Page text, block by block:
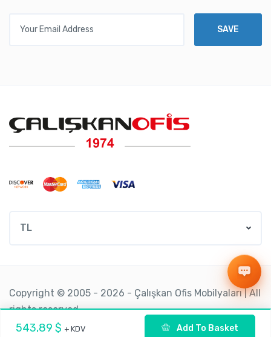
543,89 $ + KDV Add To Basket
SAVE
TL
Copyright © 2005 - 2026 - Çalışkan Ofis Mobilyaları | All
rights reserved.